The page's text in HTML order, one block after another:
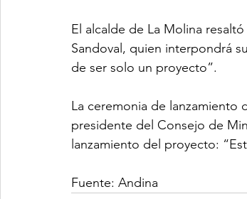
El alcalde de La Molina
Sandoval, quien interpondrá
de ser solo un proyecto”.
La ceremonia de lanzamiento
presidente del Consejo de
lanzamiento del proyecto:
Fuente: Andina